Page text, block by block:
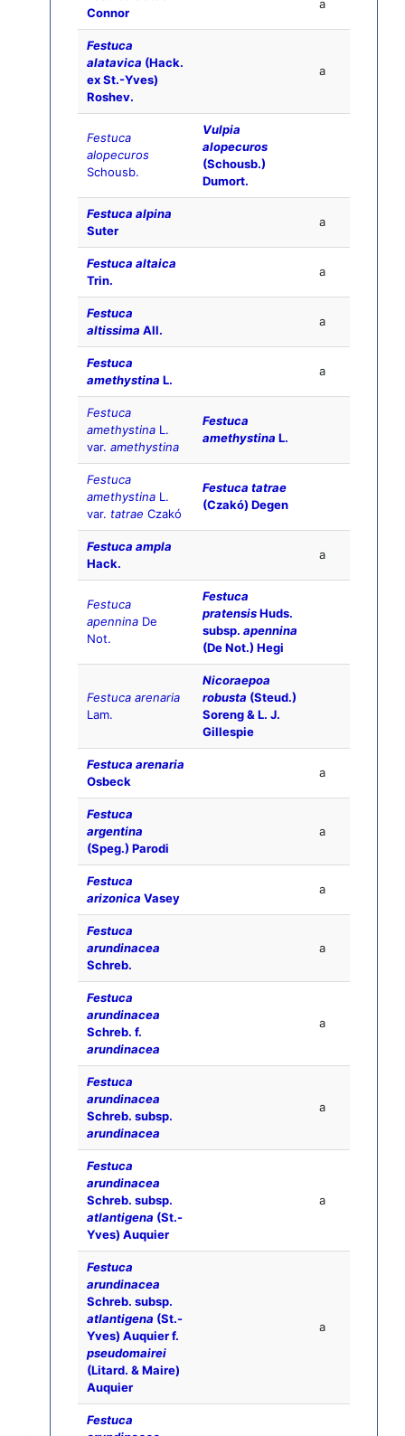
Connor
a
Festuca
alatavica (Hack.
ex St.-Yves)
Roshev.
a
Festuca
alopecuros
Schousb.
Vulpia
alopecuros
(Schousb.)
Dumort.
Festuca alpina
Suter
a
Festuca altaica
Trin.
a
Festuca
altissima All.
a
Festuca
amethystina L.
a
Festuca
amethystina L.
var. amethystina
Festuca
amethystina L.
Festuca
amethystina L.
var. tatrae Czakó
Festuca tatrae
(Czakó) Degen
Festuca ampla
Hack.
a
Festuca
apennina De
Not.
Festuca
pratensisHuds.
subsp. apennina
(De Not.) Hegi
Festuca arenaria
Lam.
Nicoraepoa
robusta (Steud.)
Soreng & L. J.
Gillespie
Festuca arenaria
Osbeck
a
Festuca
argentina
(Speg.) Parodi
a
Festuca
arizonica Vasey
a
Festuca
arundinacea
Schreb.
a
Festuca
arundinacea
Schreb. f.
arundinacea
a
Festuca
arundinacea
Schreb. subsp.
arundinacea
a
Festuca
arundinacea
Schreb. subsp.
atlantigena (St.-
Yves) Auquier
a
Festuca
arundinacea
Schreb. subsp.
atlantigena (St.-
Yves) Auquier f.
pseudomairei
(Litard. & Maire)
Auquier
a
Festuca